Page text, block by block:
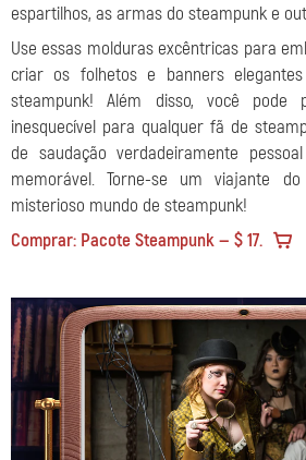
espartilhos, as armas do steampunk e
Use essas molduras excêntricas para
criar os folhetos e banners
steampunk! Além disso, você pode
inesquecível para qualquer fã de
de saudação verdadeiramente
memorável. Torne-se um viajante
misterioso mundo de steampunk!
Comprar: Pacote Steampunk — $ 17.